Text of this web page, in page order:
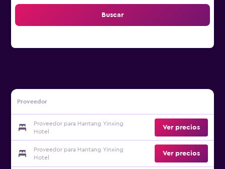
Buscar
Proveedor
Proveedor para Hantang Yinxing
Hotel
Ver precios
Proveedor para Hantang Yinxing
Hotel
Ver precios